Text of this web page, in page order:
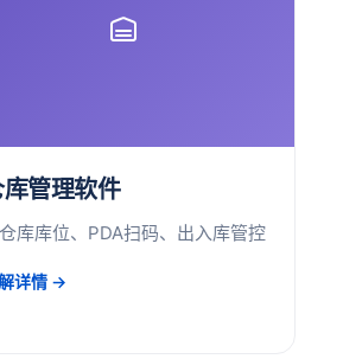
管理软件
库库位、PDA扫码、出入库管控
详情 →